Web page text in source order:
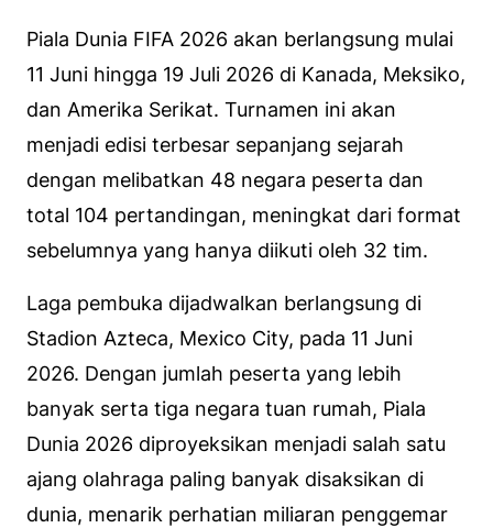
Piala Dunia FIFA 2026 akan berlangsung mulai
11 Juni hingga 19 Juli 2026 di Kanada, Meksiko,
dan Amerika Serikat. Turnamen ini akan
menjadi edisi terbesar sepanjang sejarah
dengan melibatkan 48 negara peserta dan
total 104 pertandingan, meningkat dari format
sebelumnya yang hanya diikuti oleh 32 tim.
Laga pembuka dijadwalkan berlangsung di
Stadion Azteca, Mexico City, pada 11 Juni
2026. Dengan jumlah peserta yang lebih
banyak serta tiga negara tuan rumah, Piala
Dunia 2026 diproyeksikan menjadi salah satu
ajang olahraga paling banyak disaksikan di
dunia, menarik perhatian miliaran penggemar